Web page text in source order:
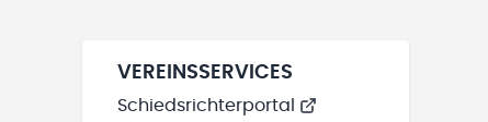
VEREINSSERVICES
Schiedsrichterportal